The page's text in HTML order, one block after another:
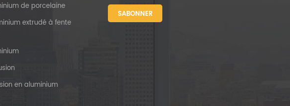
de porcelaine
extrudé à fente
en aluminium
SABONNER